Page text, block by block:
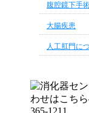
腹腔鏡下手
大腸疾患
人工肛門に